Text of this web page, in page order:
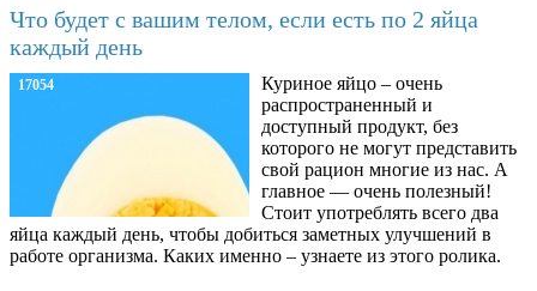
Что будет с вашим телом, если есть по 2 яйца
каждый день
17054
Куриное яйцо – очень
распространенный и
доступный продукт, без
которого не могут представить
свой рацион многие из нас. А
главное — очень полезный!
Стоит употреблять всего два
яйца каждый день, чтобы добиться заметных улучшений в
работе организма. Каких именно – узнаете из этого ролика.